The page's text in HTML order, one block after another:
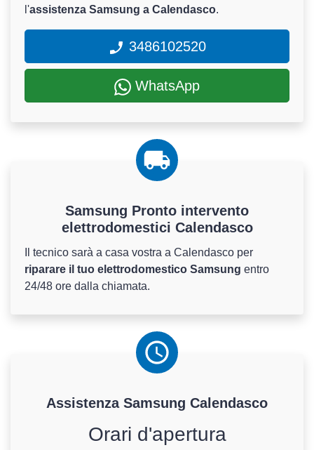
l'assistenza Samsung a Calendasco.
3486102520
WhatsApp
Samsung Pronto intervento
elettrodomestici Calendasco
Il tecnico sarà a casa vostra a Calendasco per
riparare il tuo elettrodomestico Samsung entro
24/48 ore dalla chiamata.
Assistenza Samsung Calendasco
Orari d'apertura